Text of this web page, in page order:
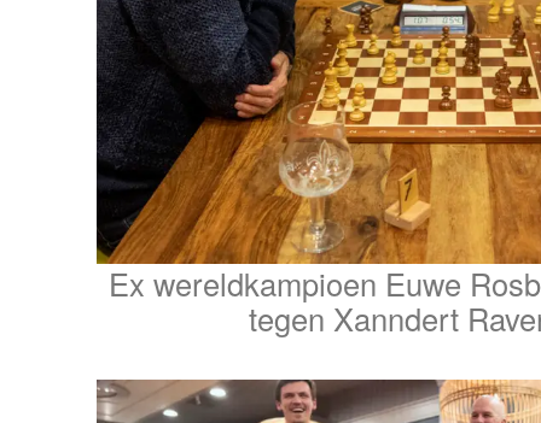
Ex wereldkampioen Euwe
tegen Xanndert